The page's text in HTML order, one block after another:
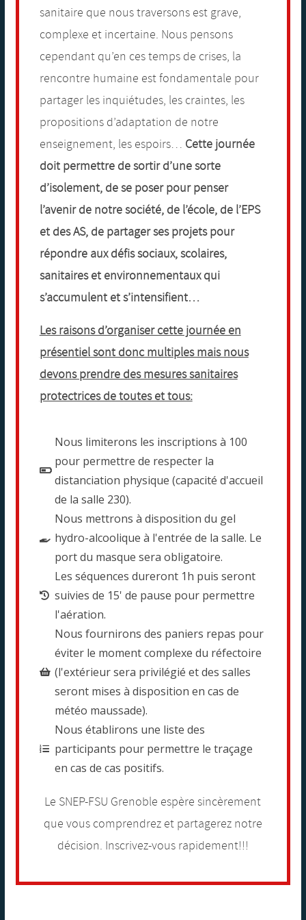
sanitaire que nous traversons est grave,
complexe et incertaine. Nous pensons
cependant qu’en ces temps de crises, la
rencontre humaine est fondamentale pour
partager les inquiétudes, les craintes, les
propositions d’adaptation de notre
enseignement, les espoirs… Cette journée
doit permettre de sortir d’une sorte
d’isolement, de se poser pour penser
l’avenir de notre société, de l’école, de l’EPS
et des AS, de partager ses projets pour
répondre aux défis sociaux, scolaires,
sanitaires et environnementaux qui
s’accumulent et s’intensifient…
Les raisons d’organiser cette journée en
présentiel sont donc multiples mais nous
devons prendre des mesures sanitaires
protectrices de toutes et tous:
Nous limiterons les inscriptions à 100
pour permettre de respecter la
distanciation physique (capacité d'accueil
de la salle 230).
Nous mettrons à disposition du gel
hydro-alcoolique à l'entrée de la salle. Le
port du masque sera obligatoire.
Les séquences dureront 1h puis seront
suivies de 15' de pause pour permettre
l'aération.
Nous fournirons des paniers repas pour
éviter le moment complexe du réfectoire
(l'extérieur sera privilégié et des salles
seront mises à disposition en cas de
météo maussade).
Nous établirons une liste des
participants pour permettre le traçage
en cas de cas positifs.
Le SNEP-FSU Grenoble espère sincèrement
que vous comprendrez et partagerez notre
décision. Inscrivez-vous rapidement!!!